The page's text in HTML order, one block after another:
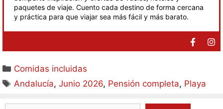
paquetes de viaje. Cuento cada destino de forma cercana
y práctica para que viajar sea más fácil y más barato.
Comidas incluidas
Andalucía,Junio 2026, Pensión completa, Playa